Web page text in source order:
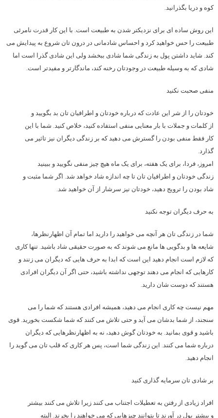
کوه و دریا بگذرانید.
این روش ساده ای برای نزدیکتر شدن به طبیعت است. با این کار قدرت نامرئی
طبیعت را حس خواهید کرد و احساس شادمانی در درون تان شروع به پیدایش می
کند. شاید داشتن پول به زندگی شما شادی ببخشد ولی این شادی گذرا است اما
شادی که به وسیله طبیعت در وجودتان رخنه کند، ماندگارتر و مفیدتر است.
منفی صحبت نکنید
خودتان را از شر این عادت که درباره خودتان و اطرافیان تان بد بگویید و
از کلمات و جملات با بار معنایی منفی استفاده کنید، خلاص کنید. شما با این
کار فقط منفی بودن را گسترش می دهید که بر زندگی دیگران نیز تاثیر می
گذارد.
امروز، فردا، برای یک هفته، برای یک ماه هیچ چیز منفی نگویید و ببینید
زندگی خودتان و اطرافیان تان تا چه اندازه شاد خواهد شد. اگر شما مثبت و
شاد بودن را ترویج دهید، خودتان نیز سرشار از آن خواهید شد.
به حرف دیگران توجه نکنید
شما در زندگی تان هر آنچه می خواهید را دارید اما تمام آن اظهارنظرها،
شایعه ها و بدگویی ها مانع می شوند که به صورت حقیقی شاد باشید. تنها کاری
که لازم است انجام دهید این است که ابدا به حرف هایی که دیگران می زنند و
کارهایی که انجام می دهند توجهی نداشته باشید، حتی اگر آن دیگران افرادی
هستند که دوست شان دارید.
مهم نیست چه کاری انجام می دهید، همیشه افرادی هستند که شما را می
سنجند، از شما بدشان می آید و حتی تلاش می کنند که شما شکست بخورید. قوی
باشید و قوی بمانید. به خودتان گوش دهید، نه به اظهارنظرهایی که دیگران
درباره شما می کنند. این زندگی شما است، پس هر کاری که قلب تان می گوید را
انجام دهید.
بر شادی تان سرمایه گذاری کنید
افراد زیادی از رفتن به تعطیلات اجتناب می کنند زیرا تلاش می کنند بیشتر
و بیشتر پول در آورند تا بتوانند چیزهایی که می خواهند را بخرند. البته